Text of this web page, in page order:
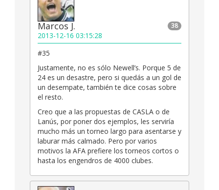
38
Marcos J.
2013-12-16 03:15:28
#35
Justamente, no es sólo Newell’s. Porque 5 de
24 es un desastre, pero si quedás a un gol de
un desempate, también te dice cosas sobre
el resto.
Creo que a las propuestas de CASLA o de
Lanús, por poner dos ejemplos, les serviría
mucho más un torneo largo para asentarse y
laburar más calmado. Pero por varios
motivos la AFA prefiere los torneos cortos o
hasta los engendros de 4000 clubes.